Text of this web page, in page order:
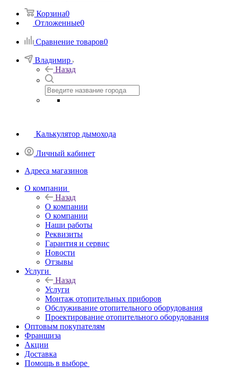
Корзина0
Отложенные0
Сравнение товаров0
Владимир
Назад
Калькулятор дымохода
Личный кабинет
Адреса магазинов
O компании
Назад
O компании
О компании
Наши работы
Реквизиты
Гарантия и сервис
Новости
Отзывы
Услуги
Назад
Услуги
Монтаж отопительных приборов
Обслуживание отопительного оборудования
Проектирование отопительного оборудования
Оптовым покупателям
Франшиза
Акции
Доставка
Помощь в выборе